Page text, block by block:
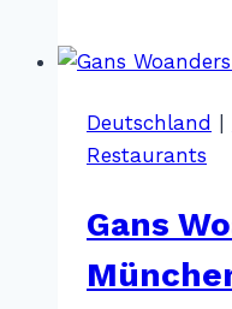
Deutschland
Restaurants
Gans